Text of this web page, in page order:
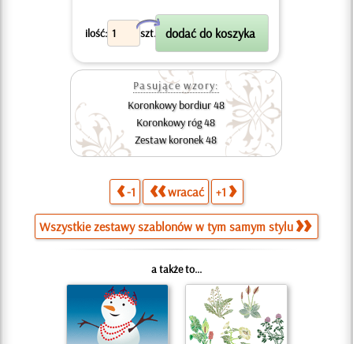
ilość: szt.
X
Pasujące wzory:
Koronkowy bordiur 48
Koronkowy róg 48
Zestaw koronek 48
-1 wracać +1
Wszystkie zestawy szablonów w tym samym stylu
a także to...